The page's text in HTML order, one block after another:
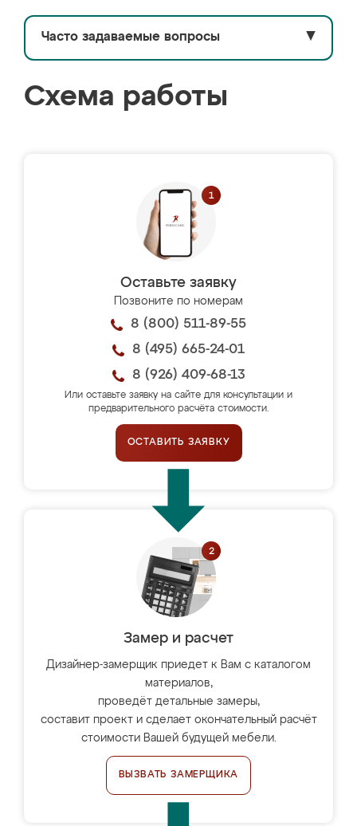
Часто задаваемые вопросы ▼
Схема работы
Оставьте заявку
Позвоните по номерам
8 (800) 511-89-55
8 (495) 665-24-01
8 (926) 409-68-13
Или оставьте заявку на сайте для консультации и
предварительного расчёта стоимости.
ОСТАВИТЬ ЗАЯВКУ
Замер и расчет
Дизайнер-замерщик приедет к Вам с каталогом
материалов,
проведёт детальные замеры,
составит проект и сделает окончательный расчёт
стоимости Вашей будущей мебели.
ВЫЗВАТЬ ЗАМЕРЩИКА